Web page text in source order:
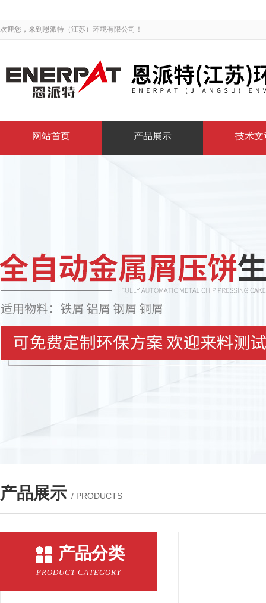
欢迎您，来到恩派特（江苏）环境有限公司！
网站首页 产品展示 技术文
产品展示 / PRODUCTS
产品分类
PRODUCT CATEGORY